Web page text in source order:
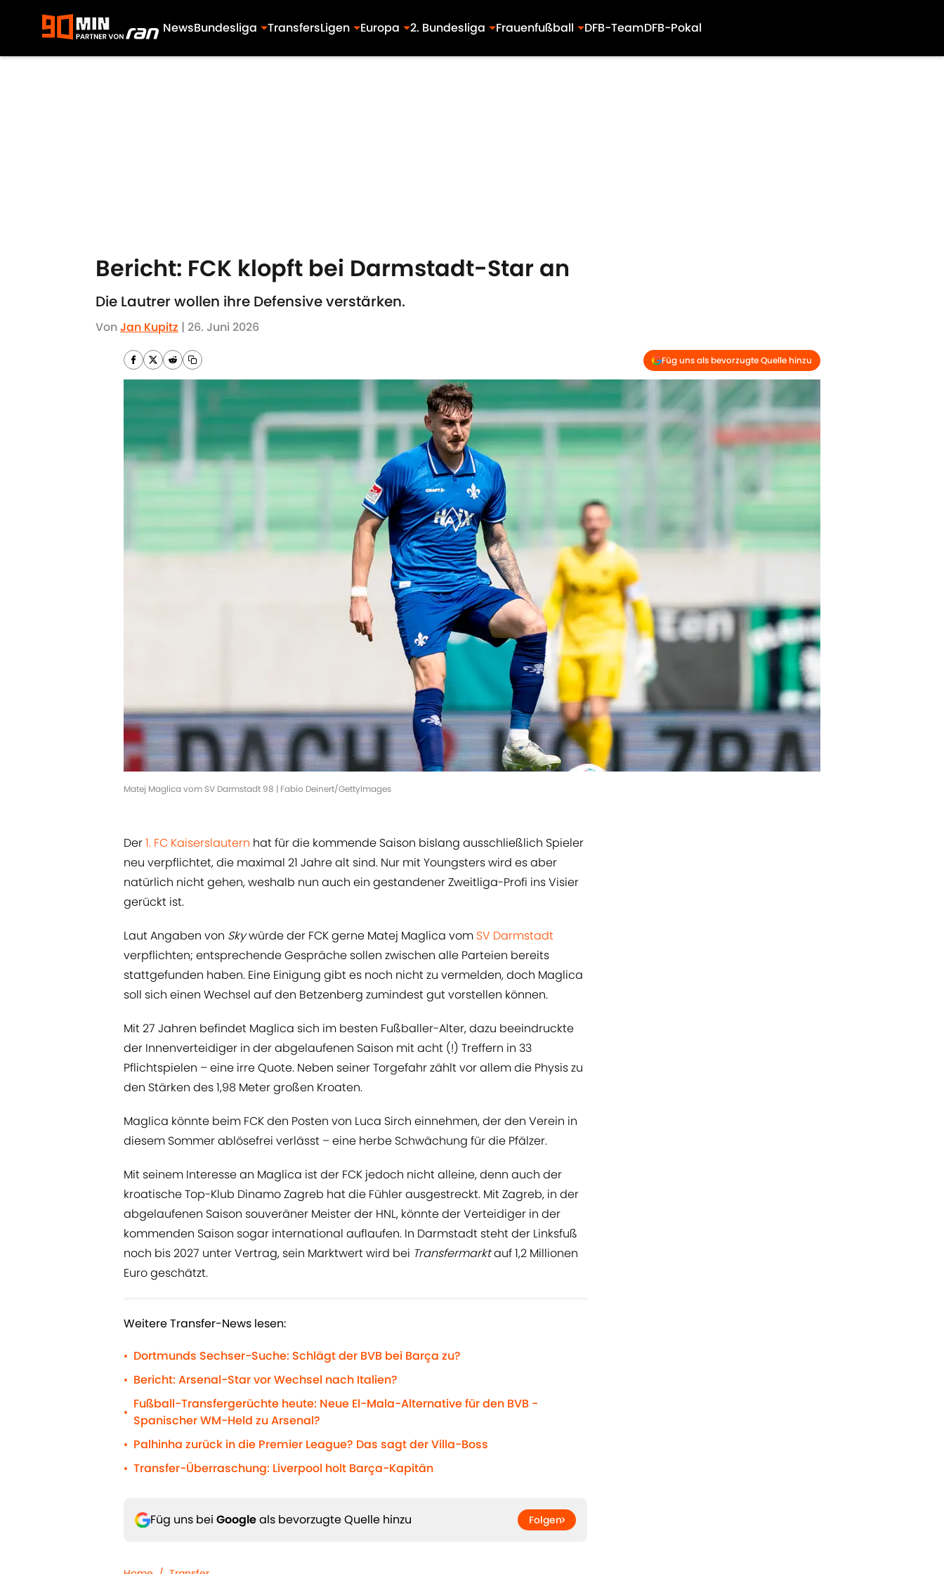
NewsBundesliga TransfersLigen Europa 2. Bundesliga Frauenfußball DFB-TeamDFB-Pokal
Bericht: FCK klopft bei Darmstadt-Star an
Die Lautrer wollen ihre Defensive verstärken.
VonJan Kupitz | 26. Juni 2026
Füg uns als bevorzugte Quelle hinzu
Matej Maglica vom SV Darmstadt 98 | Fabio Deinert/GettyImages
Der1. FC Kaiserslautern hat für die kommende Saison bislang ausschließlich Spieler
neu verpflichtet, die maximal 21 Jahre alt sind. Nur mit Youngsters wird es aber
natürlich nicht gehen, weshalb nun auch ein gestandener Zweitliga-Profi ins Visier
gerückt ist.
Laut Angaben von Skywürde der FCK gerne Matej Maglica vom SV Darmstadt
verpflichten; entsprechende Gespräche sollen zwischen alle Parteien bereits
stattgefunden haben. Eine Einigung gibt es noch nicht zu vermelden, doch Maglica
soll sich einen Wechsel auf den Betzenberg zumindest gut vorstellen können.
Mit 27 Jahren befindet Maglica sich im besten Fußballer-Alter, dazu beeindruckte
der Innenverteidiger in der abgelaufenen Saison mit acht (!) Treffern in 33
Pflichtspielen – eine irre Quote. Neben seiner Torgefahr zählt vor allem die Physis zu
den Stärken des 1,98 Meter großen Kroaten.
Maglica könnte beim FCK den Posten von Luca Sirch einnehmen, der den Verein in
diesem Sommer ablösefrei verlässt – eine herbe Schwächung für die Pfälzer.
Mit seinem Interesse an Maglica ist der FCK jedoch nicht alleine, denn auch der
kroatische Top-Klub Dinamo Zagreb hat die Fühler ausgestreckt. Mit Zagreb, in der
abgelaufenen Saison souveräner Meister der HNL, könnte der Verteidiger in der
kommenden Saison sogar international auflaufen. In Darmstadt steht der Linksfuß
noch bis 2027 unter Vertrag, sein Marktwert wird bei Transfermarktauf 1,2 Millionen
Euro geschätzt.
Weitere Transfer-News lesen:
• Dortmunds Sechser-Suche: Schlägt der BVB bei Barça zu?
• Bericht: Arsenal-Star vor Wechsel nach Italien?
•
Fußball-Transfergerüchte heute: Neue El-Mala-Alternative für den BVB -
Spanischer WM-Held zu Arsenal?
• Palhinha zurück in die Premier League? Das sagt der Villa-Boss
• Transfer-Überraschung: Liverpool holt Barça-Kapitän
Füg uns bei Googleals bevorzugte Quelle hinzu Folgen